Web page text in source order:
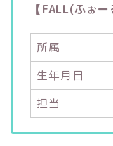
【FALL(ふぉー
所属
生年月日
担当